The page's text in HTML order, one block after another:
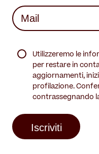
Last
Mail
(Required)
Utilizzeremo le
per restare in
aggiornamenti,
profilazione.
contrassegnando